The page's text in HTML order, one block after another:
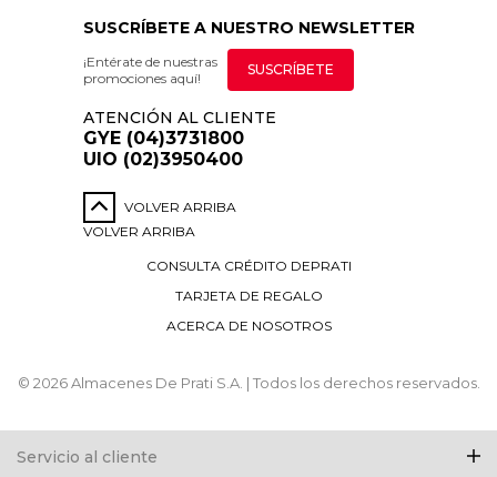
SUSCRÍBETE A NUESTRO NEWSLETTER
¡Entérate de nuestras
promociones aquí!
SUSCRÍBETE
ATENCIÓN AL CLIENTE
GYE (04)3731800
UIO (02)3950400
VOLVER ARRIBA
VOLVER ARRIBA
Servicio al cliente
CONSULTA CRÉDITO DEPRATI
TARJETA DE REGALO
ACERCA DE NOSOTROS
© 2026 Almacenes De Prati S.A. | Todos los derechos reservados.